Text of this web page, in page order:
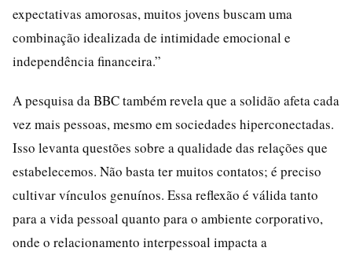
expectativas amorosas, muitos jovens buscam uma
combinação idealizada de intimidade emocional e
independência financeira.”
A pesquisa da BBC também revela que a solidão afeta cada
vez mais pessoas, mesmo em sociedades hiperconectadas.
Isso levanta questões sobre a qualidade das relações que
estabelecemos. Não basta ter muitos contatos; é preciso
cultivar vínculos genuínos. Essa reflexão é válida tanto
para a vida pessoal quanto para o ambiente corporativo,
onde o relacionamento interpessoal impacta a